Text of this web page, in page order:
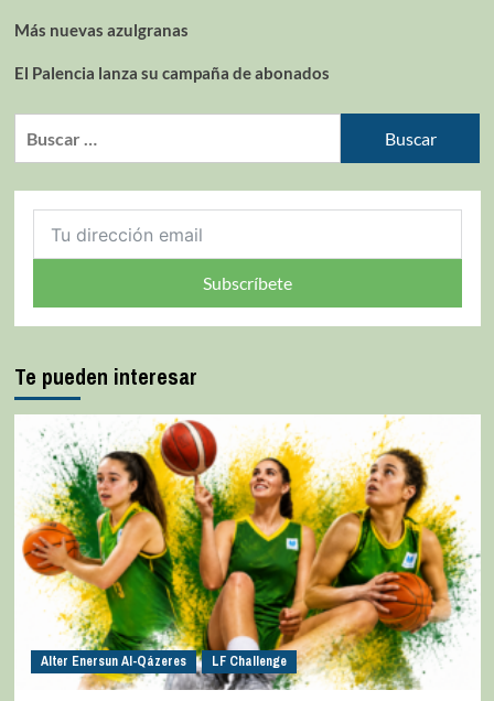
Más nuevas azulgranas
El Palencia lanza su campaña de abonados
Subscríbete
Te pueden interesar
Alter Enersun Al-Qázeres LF Challenge